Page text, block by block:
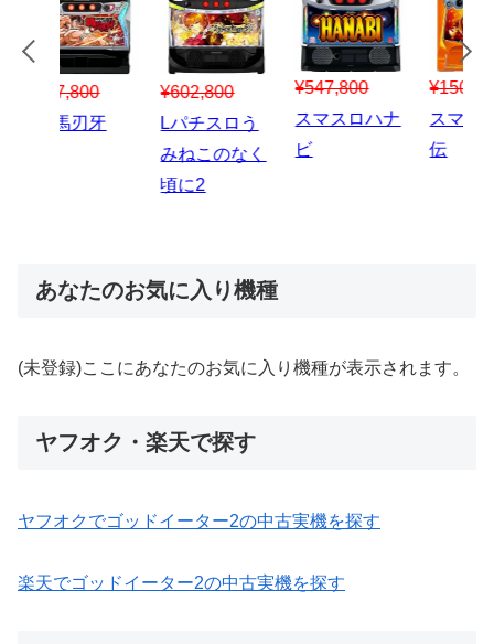
¥547,800
スマスロハナ
¥150,000
スマスロ秘宝
伝
¥1,867,800
Lパチスロ 炎
炎ノ消防隊2
あなたのお気に入り機種
(未登録)ここにあなたのお気に入り機種が表示されます。
ヤフオク・楽天で探す
ヤフオクでゴッドイーター2の中古実機を探す
楽天でゴッドイーター2の中古実機を探す